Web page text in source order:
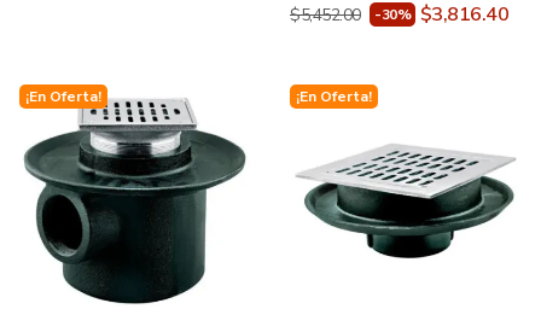
$5,452.00 -30% $3,816.40
¡En Oferta! ¡En Oferta!